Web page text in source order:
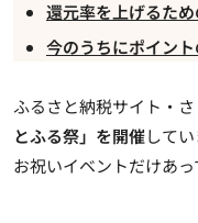
還元率を上げるた
今のうちにポイン
ふるさと納税サイト・さ
とふる祭」を開催してい
お祝いイベントだけあっ